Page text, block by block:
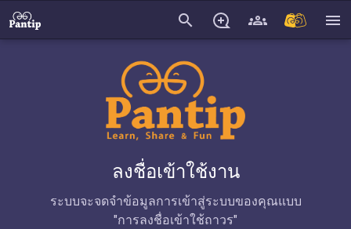
search menu
ลงชื่อเข้าใช้งาน
ระบบจะจดจำข้อมูลการเข้าสู่ระบบของคุณแบบ
"การลงชื่อเข้าใช้ถาวร"